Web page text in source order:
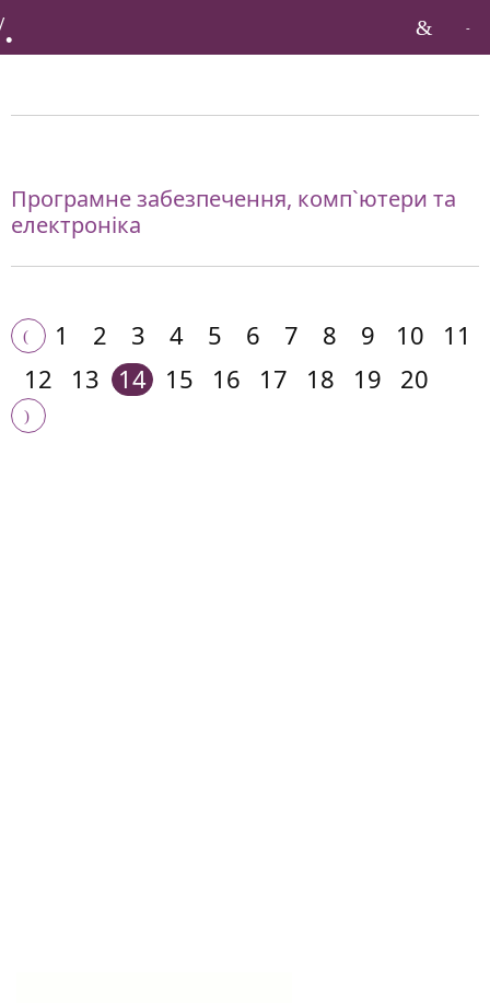
Програмне забезпечення, комп`ютери та
електроніка
1 2 3 4 5 6 7 8 9 10
11
12
13 14 15 16 17 18 19 20